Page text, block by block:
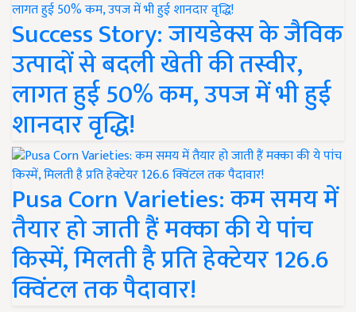
Success Story: जायडेक्स के जैविक
उत्पादों से बदली खेती की तस्वीर,
लागत हुई 50% कम, उपज में भी हुई
शानदार वृद्धि!
Pusa Corn Varieties: कम समय में
तैयार हो जाती हैं मक्का की ये पांच
किस्में, मिलती है प्रति हेक्टेयर 126.6
क्विंटल तक पैदावार!